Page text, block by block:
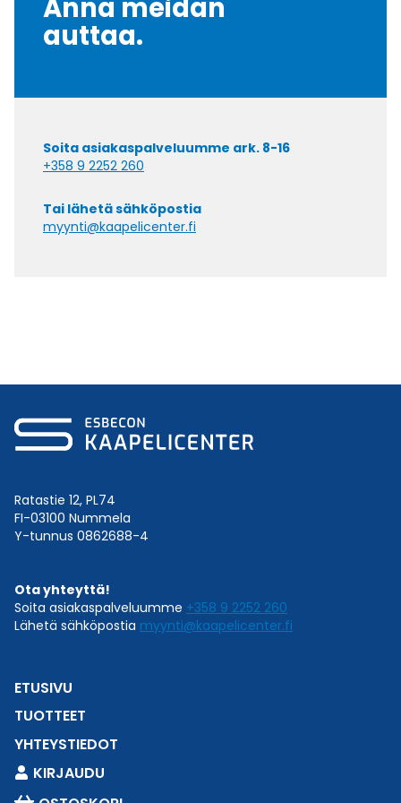
Anna meidän
auttaa.
Soita asiakaspalveluumme ark. 8-16
+358 9 2252 260
Tai lähetä sähköpostia
myynti@kaapelicenter.fi
Ratastie 12, PL74
FI-03100 Nummela
Y-tunnus 0862688-4
Ota yhteyttä!
Soita asiakaspalveluumme +358 9 2252 260
Lähetä sähköpostia myynti@kaapelicenter.fi
ETUSIVU
TUOTTEET
YHTEYSTIEDOT
KIRJAUDU